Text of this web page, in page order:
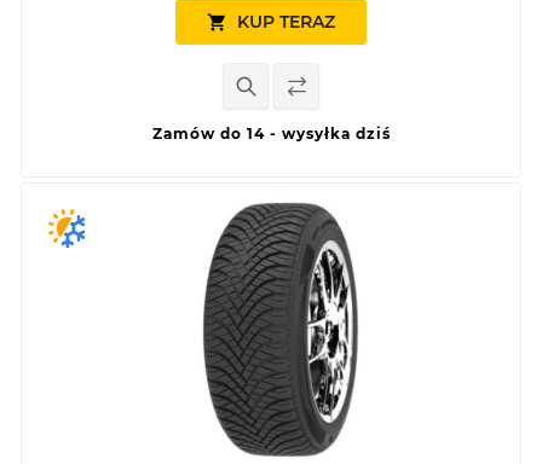
 KUP TERAZ
Zamów do 14 - wysyłka dziś